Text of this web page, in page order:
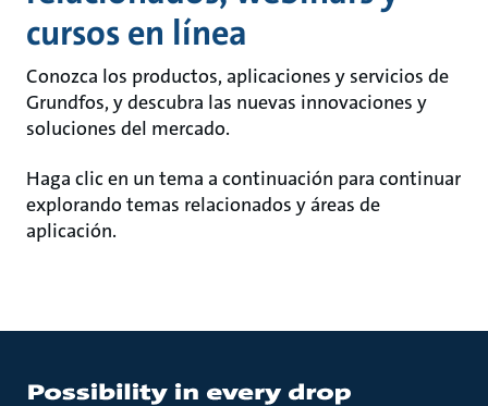
cursos en línea
Conozca los productos, aplicaciones y servicios de
Grundfos, y descubra las nuevas innovaciones y
soluciones del mercado.
Haga clic en un tema a continuación para continuar
explorando temas relacionados y áreas de
aplicación.